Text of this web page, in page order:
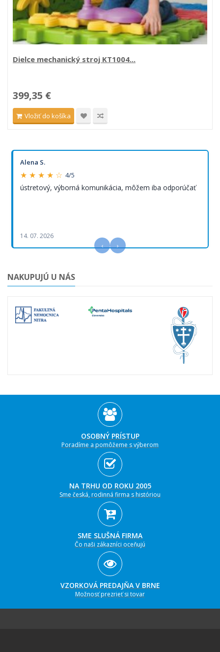
Dielce mechanický stroj KT1004...
399,35 €
Vložiť do košíka
Alena S.
★ ★ ★ ★ ☆ 4/5
ústretový, výborná komunikácia, môžem iba odporúčať
14. 07. 2026
‹ ›
NAKUPUJÚ U NÁS
OSOBNÝ PRÍSTUP
Poradíme a pomôžeme s výberom
NA TRHU OD ROKU 2005
Sme česká, rodinná firma s históriou
SME SLUŠNÁ FIRMA
Čo naši zákazníci oceňujú
VZORKOVÁ PREDAJŇA V BRNE
Možnosť prezrieť si tovar